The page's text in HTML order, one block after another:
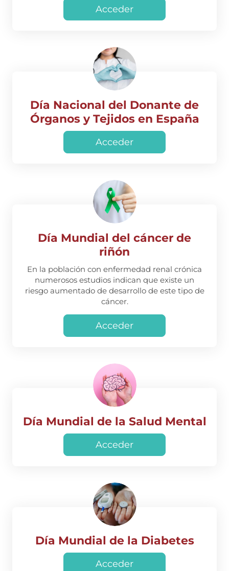
Acceder
Día Nacional del Donante de
Órganos y Tejidos en España
Acceder
Día Mundial del cáncer de
riñón
En la población con enfermedad renal crónica
numerosos estudios indican que existe un
riesgo aumentado de desarrollo de este tipo de
cáncer.
Acceder
Día Mundial de la Salud Mental
Acceder
Día Mundial de la Diabetes
Acceder